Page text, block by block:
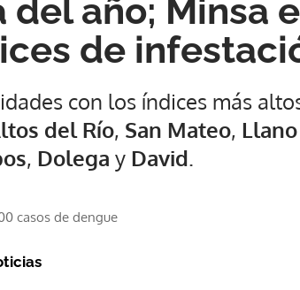
del año; Minsa
de
con los índices más
del Río, San Mateo,
, Dolega y David.
casos de dengue